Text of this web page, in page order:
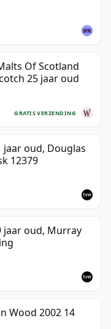
Of Scotland
25 jaar oud
GRATIS VERZENDING
jaar oud, Douglas
12379
jaar oud, Murray
Wood 2002 14